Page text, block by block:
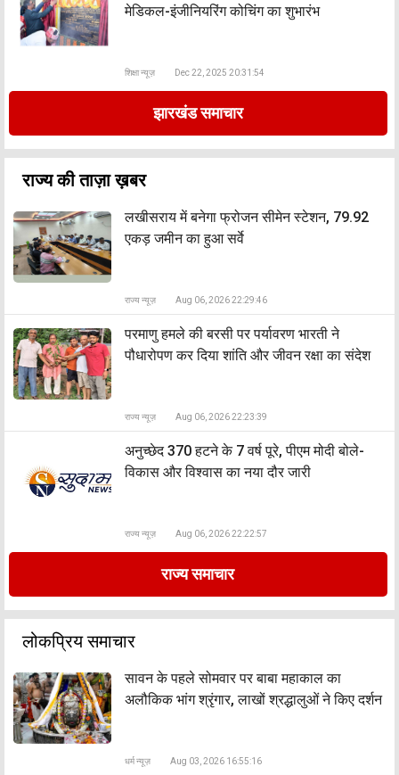
मेडिकल-इंजीनियरिंग कोचिंग का शुभारंभ
शिक्षा न्यूज़ Dec 22, 2025 20:31:54
झारखंड समाचार
राज्य की ताज़ा ख़बर
लखीसराय में बनेगा फ्रोजन सीमेन स्टेशन, 79.92
एकड़ जमीन का हुआ सर्वे
राज्य न्यूज़ Aug 06, 2026 22:29:46
​परमाणु हमले की बरसी पर पर्यावरण भारती ने
पौधारोपण कर दिया शांति और जीवन रक्षा का संदेश
राज्य न्यूज़ Aug 06, 2026 22:23:39
अनुच्छेद 370 हटने के 7 वर्ष पूरे, पीएम मोदी बोले-
विकास और विश्वास का नया दौर जारी
राज्य न्यूज़ Aug 06, 2026 22:22:57
राज्य समाचार
लोकप्रिय समाचार
सावन के पहले सोमवार पर बाबा महाकाल का
अलौकिक भांग श्रृंगार, लाखों श्रद्धालुओं ने किए दर्शन
धर्म न्यूज़ Aug 03, 2026 16:55:16